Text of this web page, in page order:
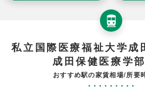
私立国際医療福祉大学成
成田保健医療学
おすすめ駅の家賃相場/所要